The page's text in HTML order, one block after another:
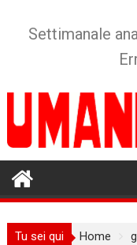
Settimanale
Tu sei qui Home